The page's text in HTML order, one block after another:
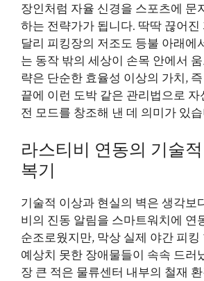
장인처럼 자율 신경을 스포츠에 문
하는 전략가가 됩니다. 딱딱 끊어
달리 피킹장의 저조도 등불 아래에
는 동작 밖의 세상이 손목 안에서
략은 단순한 효율성 이상의 가치,
끝에 이런 도박 같은 관리법으로
전 모드를 창조해 낸 데 의미가 있
라스티비 연동의 기술
복기
기술적 이상과 현실의 벽은 생각보
비의 진동 알림을 스마트워치에 연
순조로웠지만, 막상 실제 야간 피
예상치 못한 장애물들이 속속 드러
장 큰 적은 물류센터 내부의 철재